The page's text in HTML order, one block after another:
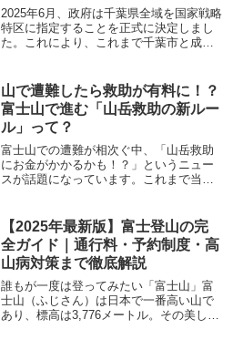
2025年6月、政府は千葉県全域を国家戦略
特区に指定することを正式に決定しまし
た。これにより、これまで千葉市と成田
がることになります。このニュースは一
見、地域振興に向け...
山で遭難したら救助が有料に！？
富士山で進む「山岳救助の新ルー
ル」って？
富士山での遭難が相次ぐ中、「山岳救助
にお金がかかるかも！？」というニュー
スが話題になっています。これまで当た
るのか？その背景やルールの内容を、わ
かりやすく解説します...
【2025年最新版】富士登山の完
全ガイド｜通行料・予約制度・高
山病対策まで徹底解説
誰もが一度は登ってみたい「富士山」富
士山（ふじさん）は日本で一番高い山で
あり、標高は3,776メートル。その美しい